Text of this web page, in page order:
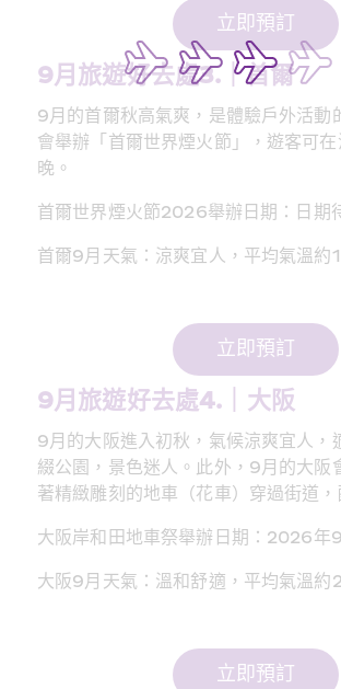
立即預訂
9月旅遊好去處3.｜首爾
9月的首爾秋高氣爽，是體驗戶外活
會舉辦「首爾世界煙火節」，遊客可
晚。
首爾世界煙火節2026舉辦日期：日期
首爾9月天氣：涼爽宜人，平均氣溫約
立即預訂
9月旅遊好去處4.｜大阪
9月的大阪進入初秋，氣候涼爽宜人
綴公園，景色迷人。此外，9月的大
著精緻雕刻的地車（花車）穿過街道
大阪岸和田地車祭舉辦日期：2026年
大阪9月天氣：溫和舒適，平均氣溫約
立即預訂